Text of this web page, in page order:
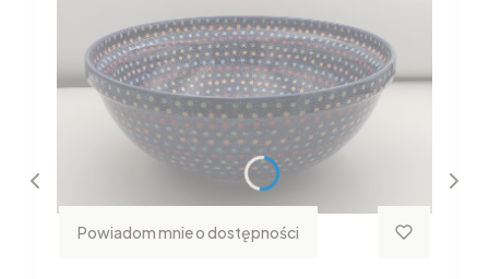
Powiadom mnie o dostępności